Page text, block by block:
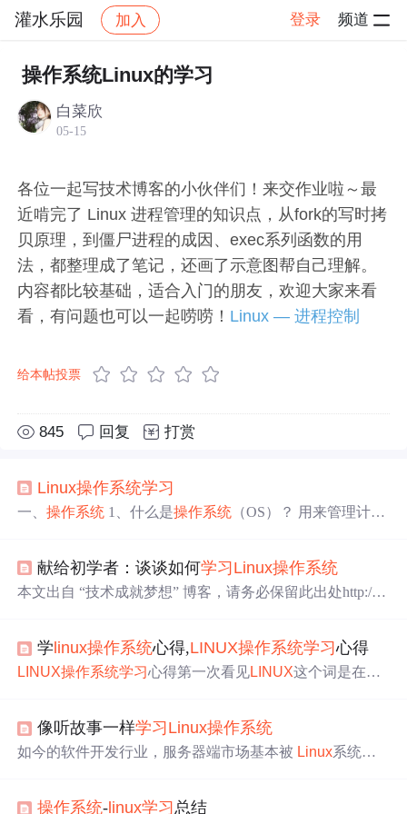
灌水乐园 加入 登录 频道
社区 灌水乐园 交流讨论
操作系统Linux的学习
白菜欣
05-15
各位一起写技术博客的小伙伴们！来交作业啦～最
近啃完了 Linux 进程管理的知识点，从fork的写时拷
贝原理，到僵尸进程的成因、exec系列函数的用
法，都整理成了笔记，还画了示意图帮自己理解。
内容都比较基础，适合入门的朋友，欢迎大家来看
看，有问题也可以一起唠唠！ Linux — 进程控制
给本帖投票
845 回复 打赏
Linux操作系统学习
一、操作系统 1、什么是操作系统 （OS）？ 用来管理计算
第一层软件，能够让用户使用硬件设备的软件。 2、常见
的操作系统 桌面操作系统 ：Windows、macOS、Linux移
二、Linux 系统的介绍 与服务器设备进行交互 1、Linux操
作
献给初学者：谈谈如何学习Linux操作系统
本文出自 “技术成就梦想” 博客，请务必保留此出处http://ix
大家一、 选择适合自己的linux发行版谈到linux的发行版
本，太多了，可能谁也不能给出一个准确的数字，但是有
学 linux操作系统心得,LINUX操作系统学习心得
LINUX操作系统学习心得第一次看见LINUX这个词是在选
一个学期的学习，对LINUX有了一定的认识，我觉得这门
课确实是选对了，非常适合我们学习。首先，LINUX是开
一样越滚越大，...
像听故事一样学习 Linux操作系统
如今的软件开发行业，服务器端市场基本被 Linux系统占
术，都默认支持...
操作系统- linux学习总结